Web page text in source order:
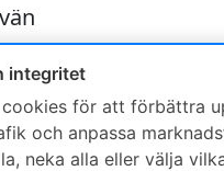
integritet
för att förbättra
och anpassa
neka alla eller välja
mail och tipsa en vän